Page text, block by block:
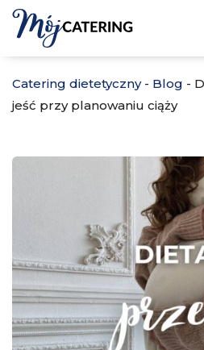
Catering dietetyczny- Blog -
jeść przy planowaniu ciąży